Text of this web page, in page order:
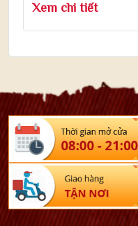
Xem chi tiết